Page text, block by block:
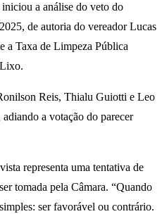
a análise do veto do
de autoria do vereador Lucas
a Taxa de Limpeza Pública
Reis, Thialu Guiotti e Leo
a votação do parecer
representa uma tentativa de
tomada pela Câmara. “Quando
ser favorável ou contrário.